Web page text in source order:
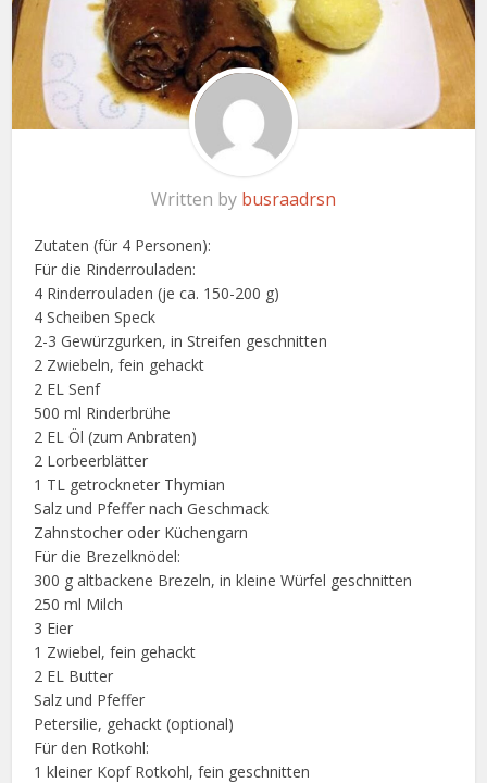
Written by busraadrsn
Zutaten (für 4 Personen):
Für die Rinderrouladen:
4 Rinderrouladen (je ca. 150-200 g)
4 Scheiben Speck
2-3 Gewürzgurken, in Streifen geschnitten
2 Zwiebeln, fein gehackt
2 EL Senf
500 ml Rinderbrühe
2 EL Öl (zum Anbraten)
2 Lorbeerblätter
1 TL getrockneter Thymian
Salz und Pfeffer nach Geschmack
Zahnstocher oder Küchengarn
Für die Brezelknödel:
300 g altbackene Brezeln, in kleine Würfel geschnitten
250 ml Milch
3 Eier
1 Zwiebel, fein gehackt
2 EL Butter
Salz und Pfeffer
Petersilie, gehackt (optional)
Für den Rotkohl:
1 kleiner Kopf Rotkohl, fein geschnitten